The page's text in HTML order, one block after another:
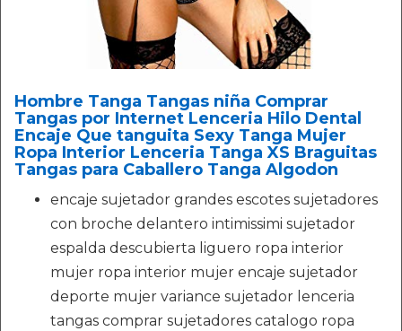
Hombre Tanga Tangas niña Comprar
Tangas por Internet Lenceria Hilo Dental
Encaje Que tanguita Sexy Tanga Mujer
Ropa Interior Lenceria Tanga XS Braguitas
Tangas para Caballero Tanga Algodon
encaje sujetador grandes escotes sujetadores
con broche delantero intimissimi sujetador
espalda descubierta liguero ropa interior
mujer ropa interior mujer encaje sujetador
deporte mujer variance sujetador lenceria
tangas comprar sujetadores catalogo ropa